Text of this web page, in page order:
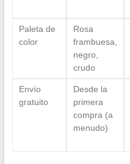
Paleta de
color
Rosa
frambuesa,
negro,
crudo
Envío
gratuito
Desde la
primera
compra (a
menudo)